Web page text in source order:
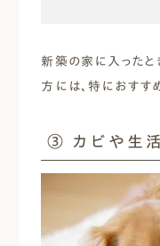
新築の家に入ったと
方には、特におすす
③ カビや生活